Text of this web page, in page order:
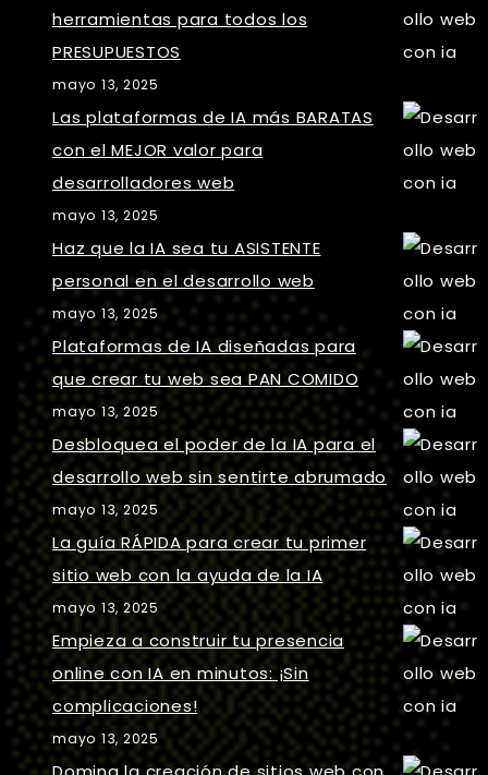
herramientas para todos los
PRESUPUESTOS
mayo 13, 2025
Las plataformas de IA más BARATAS
con el MEJOR valor para
desarrolladores web
mayo 13, 2025
Haz que la IA sea tu ASISTENTE
personal en el desarrollo web
mayo 13, 2025
Plataformas de IA diseñadas para
que crear tu web sea PAN COMIDO
mayo 13, 2025
Desbloquea el poder de la IA para el
desarrollo web sin sentirte abrumado
mayo 13, 2025
La guía RÁPIDA para crear tu primer
sitio web con la ayuda de la IA
mayo 13, 2025
Empieza a construir tu presencia
online con IA en minutos: ¡Sin
complicaciones!
mayo 13, 2025